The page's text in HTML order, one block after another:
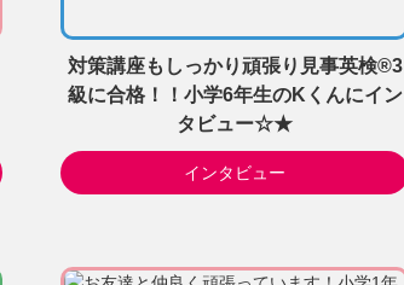
対策講座もしっかり頑張り見事英検®3
級に合格！！小学6年生のKくんにイン
タビュー☆★
インタビュー